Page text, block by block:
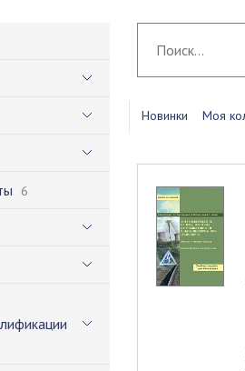
6
Новинки Моя